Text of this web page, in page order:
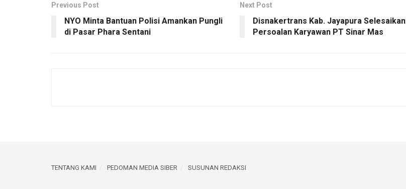
Previous Post
NYO Minta Bantuan Polisi Amankan Pungli
di Pasar Phara Sentani
Next Post
Disnakertrans Kab. Jayapura Selesaikan
Persoalan Karyawan PT Sinar Mas
TENTANG KAMI PEDOMAN MEDIA SIBER SUSUNAN REDAKSI